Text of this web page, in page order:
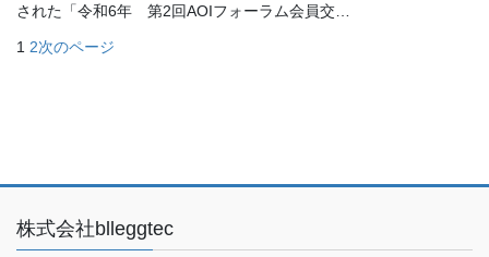
された「令和6年 第2回AOIフォーラム会員交…
1 2次のページ
株式会社blleggtec